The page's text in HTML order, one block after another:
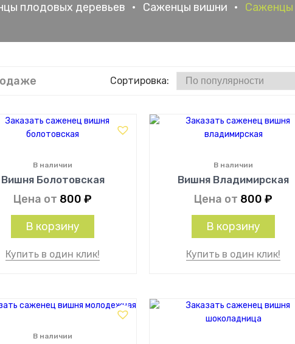
плодовых деревьев • Саженцы вишни • Саженцы
Сортировка:
Вишня Болотовская
В наличии
Цена от 800₽
В корзину
Купить в один клик!
Вишня Владимирская
В наличии
Цена от 800₽
В корзину
Купить в один клик!
В наличии